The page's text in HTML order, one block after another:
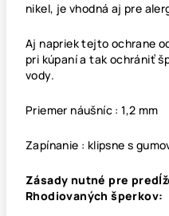
nikel, je vhodná aj pre
Aj napriek tejto ochrane
pri kúpaní a tak ochrániť
vody.
Priemer náušníc : 1,2 mm
Zapínanie : klipsne s
Zásady nutné pre
Rhodiovaných šperkov: